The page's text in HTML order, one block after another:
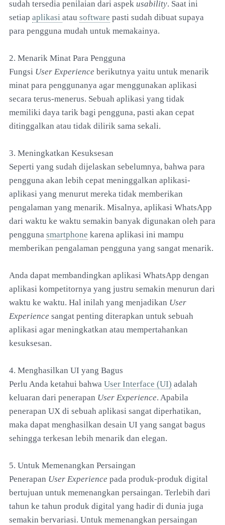
sudah tersedia penilaian dari aspek usability. Saat ini
setiap aplikasi atau software pasti sudah dibuat supaya
para pengguna mudah untuk memakainya.
2. Menarik Minat Para Pengguna
Fungsi User Experience berikutnya yaitu untuk menarik
minat para penggunanya agar menggunakan aplikasi
secara terus-menerus. Sebuah aplikasi yang tidak
memiliki daya tarik bagi pengguna, pasti akan cepat
ditinggalkan atau tidak dilirik sama sekali.
3. Meningkatkan Kesuksesan
Seperti yang sudah dijelaskan sebelumnya, bahwa para
pengguna akan lebih cepat meninggalkan aplikasi-
aplikasi yang menurut mereka tidak memberikan
pengalaman yang menarik. Misalnya, aplikasi WhatsApp
dari waktu ke waktu semakin banyak digunakan oleh para
pengguna smartphone karena aplikasi ini mampu
memberikan pengalaman pengguna yang sangat menarik.
Anda dapat membandingkan aplikasi WhatsApp dengan
aplikasi kompetitornya yang justru semakin menurun dari
waktu ke waktu. Hal inilah yang menjadikan User
Experience sangat penting diterapkan untuk sebuah
aplikasi agar meningkatkan atau mempertahankan
kesuksesan.
4. Menghasilkan UI yang Bagus
Perlu Anda ketahui bahwa User Interface (UI) adalah
keluaran dari penerapan User Experience. Apabila
penerapan UX di sebuah aplikasi sangat diperhatikan,
maka dapat menghasilkan desain UI yang sangat bagus
sehingga terkesan lebih menarik dan elegan.
5. Untuk Memenangkan Persaingan
Penerapan User Experience pada produk-produk digital
bertujuan untuk memenangkan persaingan. Terlebih dari
tahun ke tahun produk digital yang hadir di dunia juga
semakin bervariasi. Untuk memenangkan persaingan